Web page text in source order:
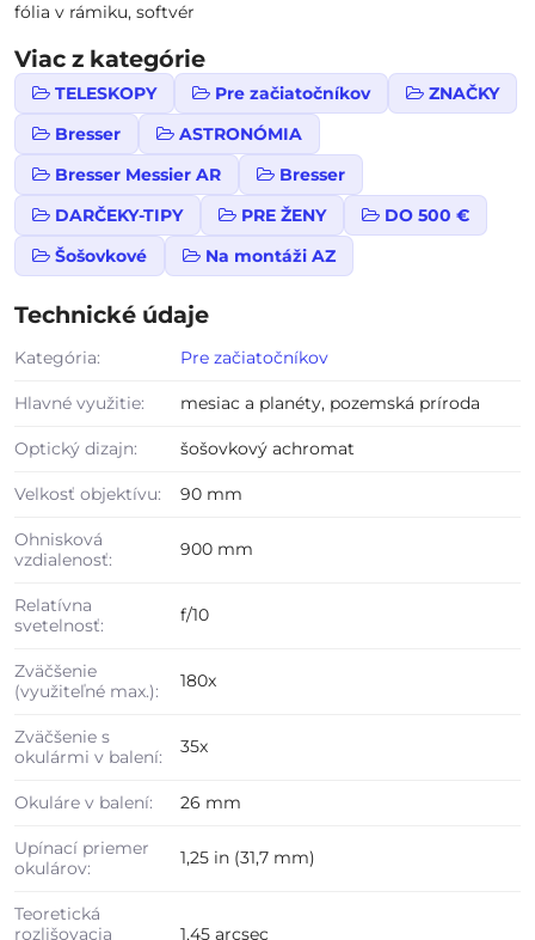
fólia v rámiku, softvér
Viac z kategórie
TELESKOPY Pre začiatočníkov
ZNAČKY
Bresser
ASTRONÓMIA
Bresser Messier AR
Bresser
DARČEKY-TIPY
PRE ŽENY
DO 500 €
Šošovkové
Na montáži AZ
Technické údaje
Kategória: Pre začiatočníkov
Hlavné využitie: mesiac a planéty, pozemská príroda
Optický dizajn: šošovkový achromat
Velkosť objektívu: 90 mm
Ohnisková
vzdialenosť:
900 mm
Relatívna
svetelnosť:
f/10
Zväčšenie
(využiteľné max.):
180x
Zväčšenie s
okulármi v balení:
35x
Okuláre v balení: 26 mm
Upínací priemer
okulárov:
1,25 in (31,7 mm)
Teoretická
rozlišovacia
1,45 arcsec